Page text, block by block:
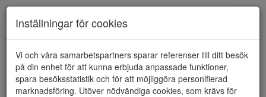
HEM ECCO
Inställningar för cookies
Vi och våra samarbetspartners sparar referenser till ditt besök
på din enhet för att kunna erbjuda anpassade funktioner,
spara besöksstatistik och för att möjliggöra personifierad
marknadsföring. Utöver nödvändiga cookies, som krävs för